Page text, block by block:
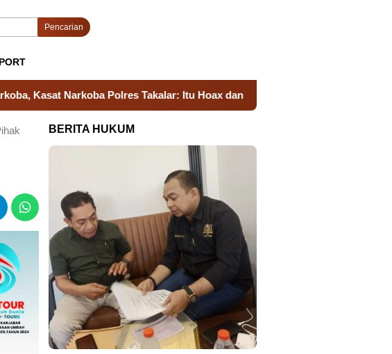
Pencarian
Polres Takalar: Itu Hoax dan Fitnah, Langkah Hukum Segera Ditempuh
BERITA HUKUM